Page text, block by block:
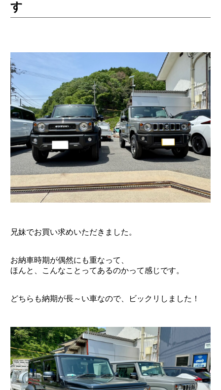
す
兄妹でお買い求めいただきました。
お納車時期が偶然にも重なって、
ほんと、こんなことってあるのかって感じです。
どちらも納期が長～い車なので、ビックリしました！